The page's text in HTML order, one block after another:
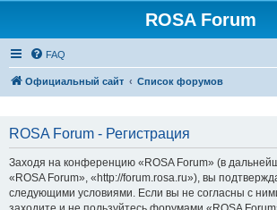
ROSA Forum
FAQ
Официальный сайт Список форумов
ROSA Forum - Регистрация
Заходя на конференцию «ROSA Forum» (в
«ROSA Forum», «http://forum.rosa.ru»), вы
следующими условиями. Если вы не согласны с